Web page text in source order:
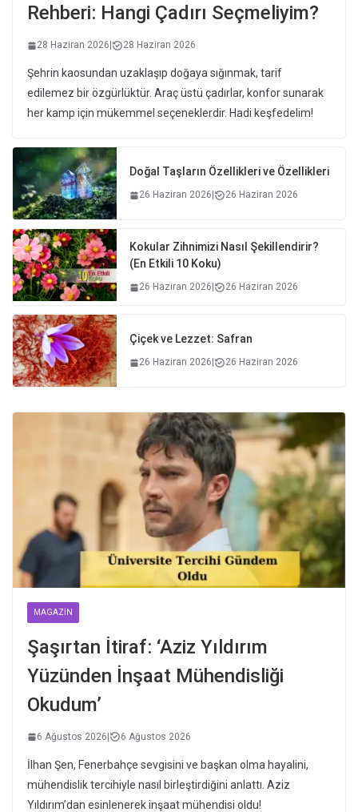
Rehberi: Hangi Çadırı Seçmeliyim?
28 Haziran 2026 28 Haziran 2026
Şehrin kaosundan uzaklaşıp doğaya sığınmak, tarif
edilemez bir özgürlüktür. Araç üstü çadırlar, konfor sunarak
her kamp için mükemmel seçeneklerdir. Hadi keşfedelim!
Doğal Taşların Özellikleri ve Özellikleri
26 Haziran 2026 26 Haziran 2026
Kokular Zihnimizi Nasıl Şekillendirir?
(En Etkili 10 Koku)
26 Haziran 2026 26 Haziran 2026
Çiçek ve Lezzet: Safran
26 Haziran 2026 26 Haziran 2026
MAGAZIN
Şaşırtan İtiraf: ‘Aziz Yıldırım
Yüzünden İnşaat Mühendisliği
Okudum’
6 Ağustos 2026 6 Ağustos 2026
İlhan Şen, Fenerbahçe sevgisini ve başkan olma hayalini,
mühendislik tercihiyle nasıl birleştirdiğini anlattı. Aziz
Yıldırım’dan esinlenerek inşaat mühendisi oldu!